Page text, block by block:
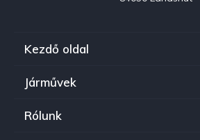
Kezdő oldal
Járművek
Rólunk